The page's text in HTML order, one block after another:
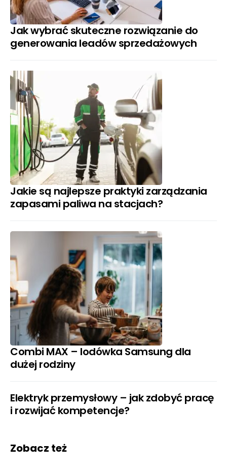
Jak wybrać skuteczne rozwiązanie do
generowania leadów sprzedażowych
Jakie są najlepsze praktyki zarządzania
zapasami paliwa na stacjach?
Combi MAX – lodówka Samsung dla
dużej rodziny
Elektryk przemysłowy – jak zdobyć pracę
i rozwijać kompetencje?
Zobacz też